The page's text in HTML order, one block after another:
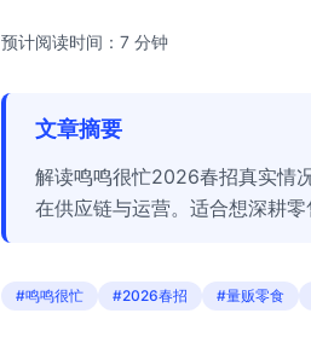
预计阅读时间：7 分钟
文章摘要
解读鸣鸣很忙2026春招真实情
在供应链与运营。适合想深耕零
#鸣鸣很忙 #2026春招 #量贩零食